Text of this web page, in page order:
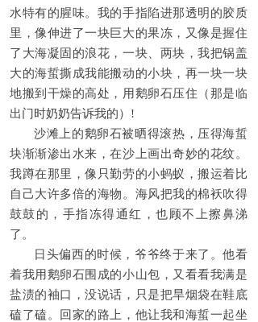
水特有的腥味。我的手指陷进那透明的胶质
里，像伸进了一块巨大的果冻，又像是握住
了大海凝固的浪花，一块、两块，我把锅盖
大的海蜇撕成我能搬动的小块，再一块一块
地搬到干燥的高处，用鹅卵石压住（那是临
出门时奶奶告诉我的）!
沙滩上的鹅卵石被晒得滚热，压得海蜇
块渐渐渗出水来，在沙上画出奇妙的花纹。
我蹲在那里，像只勤劳的小蚂蚁，搬运着比
自己大许多倍的海物。海风把我的棉袄吹得
鼓鼓的，手指冻得通红，也顾不上擦鼻涕
了。
日头偏西的时候，爷爷终于来了。他看
着我用鹅卵石围成的小山包，又看看我满是
盐渍的袖口，没说话，只是把旱烟袋在鞋底
磕了磕。回家的路上，他让我和海蜇一起坐